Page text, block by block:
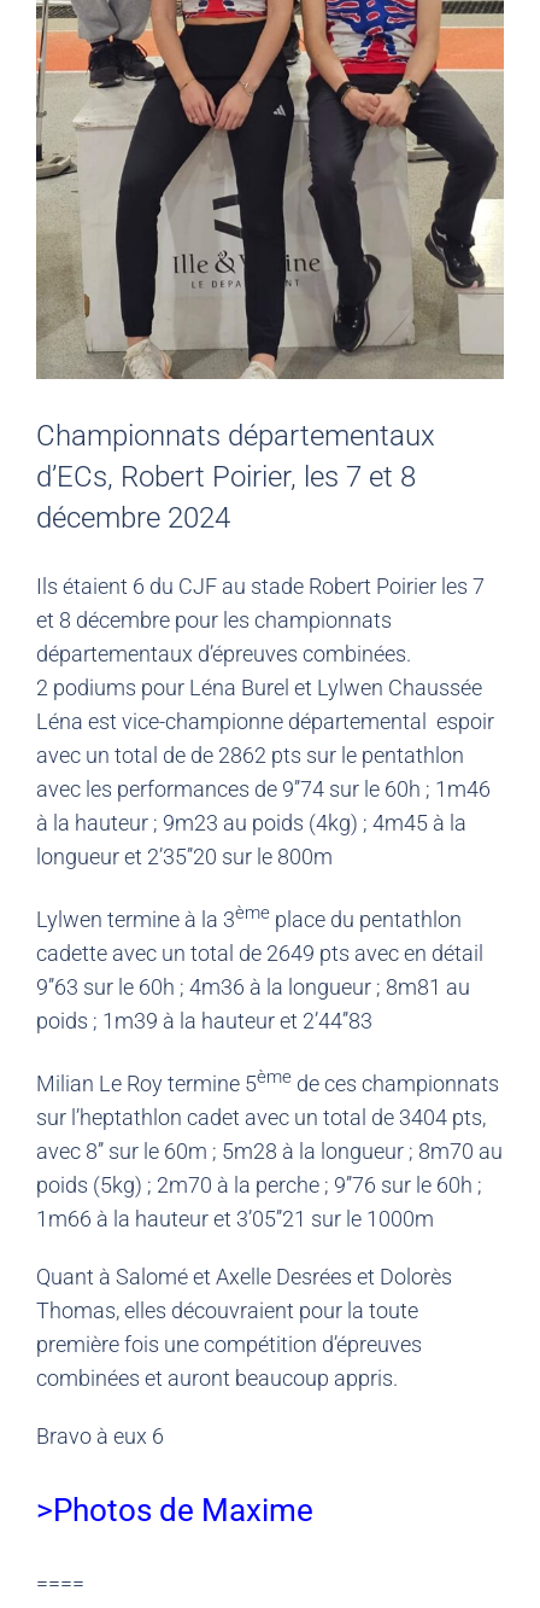
Championnats départementaux
d’ECs, Robert Poirier, les 7 et 8
décembre 2024
Ils étaient 6 du CJF au stade Robert Poirier les 7
et 8 décembre pour les championnats
départementaux d’épreuves combinées.
2 podiums pour Léna Burel et Lylwen Chaussée
Léna est vice-championne départemental espoir
avec un total de de 2862 pts sur le pentathlon
avec les performances de 9’’74 sur le 60h ; 1m46
à la hauteur ; 9m23 au poids (4kg) ; 4m45 à la
longueur et 2’35’’20 sur le 800m
Lylwen termine à la 3ème place du pentathlon
cadette avec un total de 2649 pts avec en détail
9’’63 sur le 60h ; 4m36 à la longueur ; 8m81 au
poids ; 1m39 à la hauteur et 2’44’’83
Milian Le Roy termine 5ème de ces championnats
sur l’heptathlon cadet avec un total de 3404 pts,
avec 8’’ sur le 60m ; 5m28 à la longueur ; 8m70 au
poids (5kg) ; 2m70 à la perche ; 9’’76 sur le 60h ;
1m66 à la hauteur et 3’05’’21 sur le 1000m
Quant à Salomé et Axelle Desrées et Dolorès
Thomas, elles découvraient pour la toute
première fois une compétition d’épreuves
combinées et auront beaucoup appris.
Bravo à eux 6
>Photos de Maxime
====